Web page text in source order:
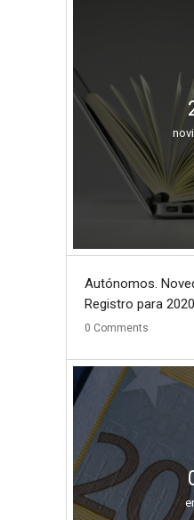
Autónomos.
Registro para
0 Comments